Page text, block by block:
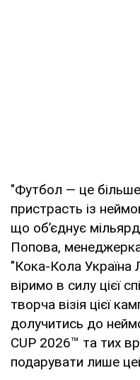
"Футбол — це
пристрасть із
що об’єднує
Попова,
"Кока-Кола Україна
віримо в силу цієї
творча візія цієї
долучитись до
CUP 2026™ та тих
подарувати лише